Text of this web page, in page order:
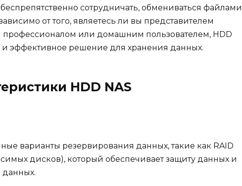
сотрудничать, обмениваться файлами
от того, являетесь ли вы представителем
профессионалом или домашним пользователем, HDD
и эффективное решение для хранения данных.
HDD NAS
варианты резервирования данных, такие как RAID
дисков), который обеспечивает защиту данных и